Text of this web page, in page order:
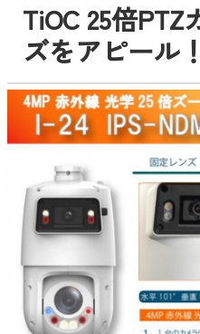
TiOC 25倍PTZ
ズをアピール！